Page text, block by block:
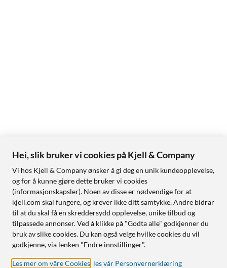
Hei, slik bruker vi cookies på Kjell & Company
Vi hos Kjell & Company ønsker å gi deg en unik kundeopplevelse,
og for å kunne gjøre dette bruker vi cookies
(informasjonskapsler). Noen av disse er nødvendige for at
kjell.com skal fungere, og krever ikke ditt samtykke. Andre bidrar
til at du skal få en skreddersydd opplevelse, unike tilbud og
tilpassede annonser. Ved å klikke på "Godta alle" godkjenner du
bruk av slike cookies. Du kan også velge hvilke cookies du vil
godkjenne, via lenken "Endre innstillinger".
Les mer om våre Cookies les vår Personvernerklæring